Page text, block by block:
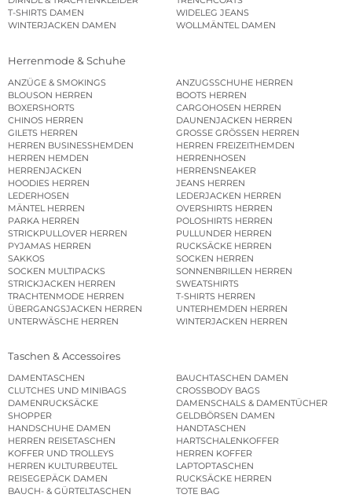
T-SHIRTS DAMEN
WIDELEG JEANS
WINTERJACKEN DAMEN
WOLLMÄNTEL DAMEN
Herrenmode & Schuhe
ANZÜGE & SMOKINGS
ANZUGSSCHUHE HERREN
BLOUSON HERREN
BOOTS HERREN
BOXERSHORTS
CARGOHOSEN HERREN
CHINOS HERREN
DAUNENJACKEN HERREN
GILETS HERREN
GROSSE GRÖSSEN HERREN
HERREN BUSINESSHEMDEN
HERREN FREIZEITHEMDEN
HERREN HEMDEN
HERRENHOSEN
HERRENJACKEN
HERRENSNEAKER
HOODIES HERREN
JEANS HERREN
LEDERHOSEN
LEDERJACKEN HERREN
MÄNTEL HERREN
OVERSHIRTS HERREN
PARKA HERREN
POLOSHIRTS HERREN
STRICKPULLOVER HERREN
PULLUNDER HERREN
PYJAMAS HERREN
RUCKSÄCKE HERREN
SAKKOS
SOCKEN HERREN
SOCKEN MULTIPACKS
SONNENBRILLEN HERREN
STRICKJACKEN HERREN
SWEATSHIRTS
TRACHTENMODE HERREN
T-SHIRTS HERREN
ÜBERGANGSJACKEN HERREN
UNTERHEMDEN HERREN
UNTERWÄSCHE HERREN
WINTERJACKEN HERREN
Taschen & Accessoires
DAMENTASCHEN
BAUCHTASCHEN DAMEN
CLUTCHES UND MINIBAGS
CROSSBODY BAGS
DAMENRUCKSÄCKE
DAMENSCHALS & DAMENTÜCHER
SHOPPER
GELDBÖRSEN DAMEN
HANDSCHUHE DAMEN
HANDTASCHEN
HERREN REISETASCHEN
HARTSCHALENKOFFER
KOFFER UND TROLLEYS
HERREN KOFFER
HERREN KULTURBEUTEL
LAPTOPTASCHEN
REISEGEPÄCK DAMEN
RUCKSÄCKE HERREN
BAUCH- & GÜRTELTASCHEN
TOTE BAG